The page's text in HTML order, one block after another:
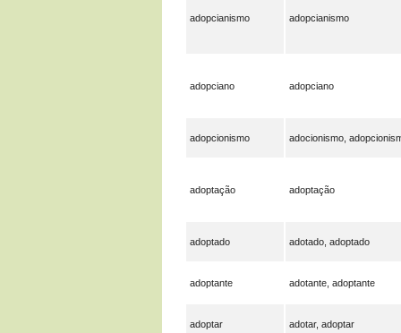
adopcianismo adopcianismo
adopciano adopciano
adopcionismo adocionismo,
adoptação adoptação
adoptado adotado, adoptado
adoptante adotante, adoptante
adoptar adotar, adoptar